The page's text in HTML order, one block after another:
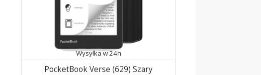
Wysyłka w 24h
PocketBook Verse (629) Szary